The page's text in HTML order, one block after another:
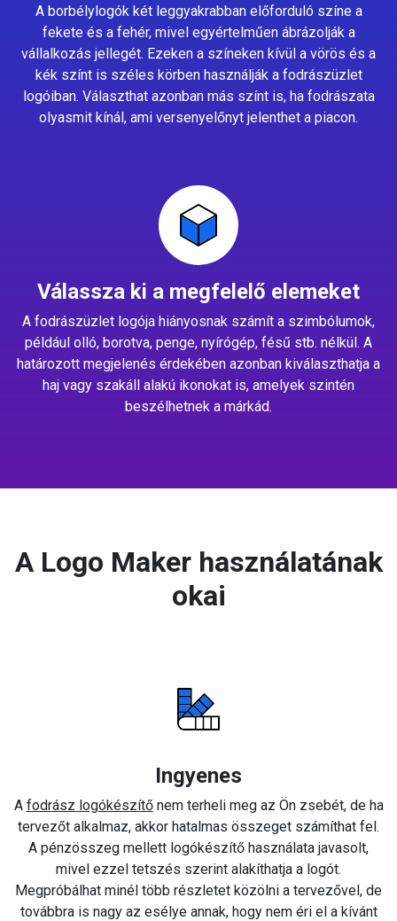
A borbélylogók két leggyakrabban előforduló színe a
fekete és a fehér, mivel egyértelműen ábrázolják a
vállalkozás jellegét. Ezeken a színeken kívül a vörös és a
kék színt is széles körben használják a fodrászüzlet
logóiban. Választhat azonban más színt is, ha fodrászata
olyasmit kínál, ami versenyelőnyt jelenthet a piacon.
Válassza ki a megfelelő elemeket
A fodrászüzlet logója hiányosnak számít a szimbólumok,
például olló, borotva, penge, nyírógép, fésű stb. nélkül. A
határozott megjelenés érdekében azonban kiválaszthatja a
haj vagy szakáll alakú ikonokat is, amelyek szintén
beszélhetnek a márkád.
A Logo Maker használatának
okai
Ingyenes
A fodrász logókészítőnem terheli meg az Ön zsebét, de ha
tervezőt alkalmaz, akkor hatalmas összeget számíthat fel.
A pénzösszeg mellett logókészítő használata javasolt,
mivel ezzel tetszés szerint alakíthatja a logót.
Megpróbálhat minél több részletet közölni a tervezővel, de
továbbra is nagy az esélye annak, hogy nem éri el a kívánt